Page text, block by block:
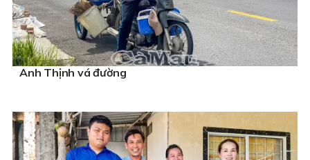
Anh Thịnh vá đường